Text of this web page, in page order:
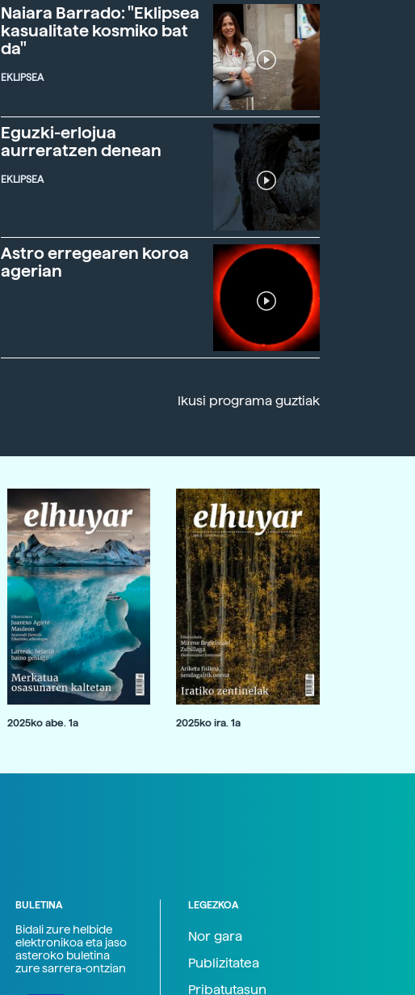
Naiara Barrado: "Eklipsea
kasualitate kosmiko bat
da"
EKLIPSEA
Eguzki-erlojua
aurreratzen denean
EKLIPSEA
Astro erregearen koroa
agerian
Ikusi programa guztiak
2025ko abe. 1a 2025ko ira. 1a
BULETINA
Bidali zure helbide
elektronikoa eta jaso
asteroko buletina
zure sarrera-ontzian
LEGEZKOA
Nor gara
Publizitatea
Pribatutasun